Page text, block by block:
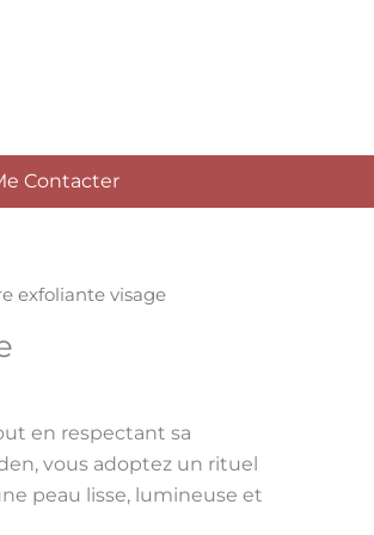
Contacter
exfoliante visage
en respectant sa
, vous adoptez un rituel
peau lisse, lumineuse et